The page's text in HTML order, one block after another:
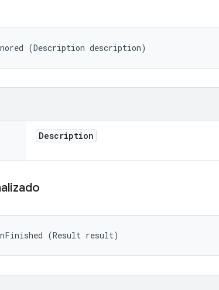
(Description description)
Description
(Result result)